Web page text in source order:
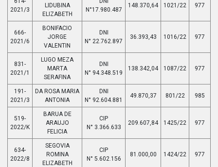
2021/3
LIDUBINA
ELIZABETH
N°17.980.487
148.370,64 1021/22 977
666-
2021/6
BONIFACIO
JORGE
VALENTIN
DNI
N° 22.762.897
36.393,43 1016/22 977
831-
2021/1
LUGO MEZA
MARTA
SERAFINA
DNI
N° 94.348.519
138.342,04 1087/22 977
191-
2021/3
DA ROSA MARIA
ANTONIA
DNI
N° 92.604.881
49.870,37 801/22 985
519-
2022/K
BARUA DE
ARAUJO
FELICIA
CIP
N° 3.366.633
209.607,84 1425/22 977
634-
2022/8
SEGOVIA
ROMINA
ELIZABETH
CIP
N° 5.602.156
81.000,00 1424/22 977